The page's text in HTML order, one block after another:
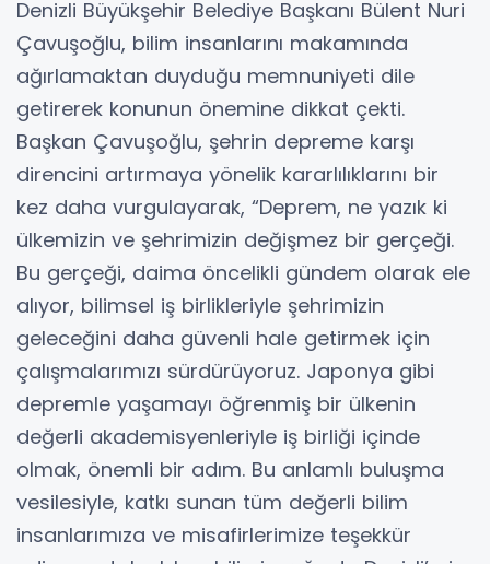
Denizli Büyükşehir Belediye Başkanı Bülent Nuri
Çavuşoğlu, bilim insanlarını makamında
ağırlamaktan duyduğu memnuniyeti dile
getirerek konunun önemine dikkat çekti.
Başkan Çavuşoğlu, şehrin depreme karşı
direncini artırmaya yönelik kararlılıklarını bir
kez daha vurgulayarak, “Deprem, ne yazık ki
ülkemizin ve şehrimizin değişmez bir gerçeği.
Bu gerçeği, daima öncelikli gündem olarak ele
alıyor, bilimsel iş birlikleriyle şehrimizin
geleceğini daha güvenli hale getirmek için
çalışmalarımızı sürdürüyoruz. Japonya gibi
depremle yaşamayı öğrenmiş bir ülkenin
değerli akademisyenleriyle iş birliği içinde
olmak, önemli bir adım. Bu anlamlı buluşma
vesilesiyle, katkı sunan tüm değerli bilim
insanlarımıza ve misafirlerimize teşekkür